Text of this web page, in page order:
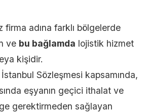
firma adına farklı bölgelerde
ve bu bağlamda lojistik hizmet
kişidir.
İstanbul Sözleşmesi kapsamında,
eşyanın geçici ithalat ve
gerektirmeden sağlayan